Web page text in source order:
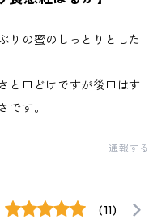
りの蜜のしっとりとした
と口どけですが後口はす
です。
通報する
(11)